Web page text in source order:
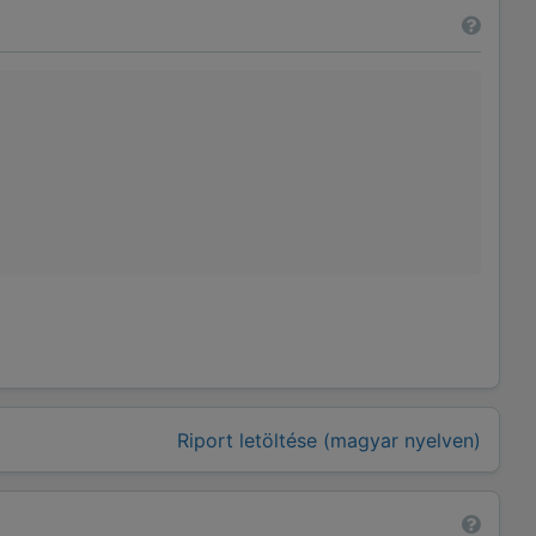
Riport letöltése (magyar nyelven)